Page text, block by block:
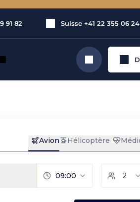
91 82 Suisse +41 22 355 06 24
Rechercher